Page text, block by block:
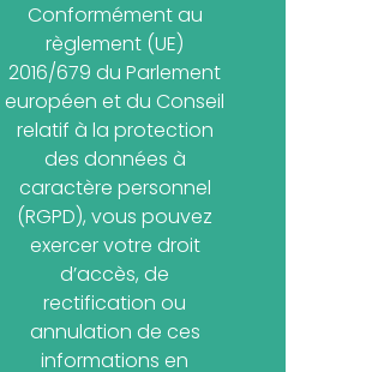
Conformément au
règlement (UE)
2016/679 du Parlement
européen et du Conseil
relatif à la protection
des données à
caractère personnel
(RGPD), vous pouvez
exercer votre droit
d’accès, de
rectification ou
annulation de ces
informations en